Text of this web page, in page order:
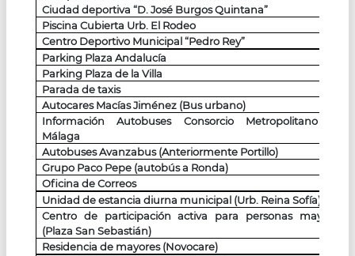
Ciudad deportiva “D. José Burgos Quintana”
Piscina Cubierta Urb. El Rodeo
Centro Deportivo Municipal “Pedro Rey”
Parking Plaza Andalucía
Parking Plaza de la Villa
Parada de taxis
Autocares Macías Jiménez (Bus urbano)
Información Autobuses Consorcio Metropolitano de
Málaga
Autobuses Avanzabus (Anteriormente Portillo)
Grupo Paco Pepe (autobús a Ronda)
Oficina de Correos
Unidad de estancia diurna municipal (Urb. Reina Sofía)
Centro de participación activa para personas mayores
(Plaza San Sebastián)
Residencia de mayores (Novocare)